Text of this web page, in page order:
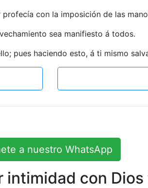
con la imposición de las
sea manifiesto á todos.
pues haciendo esto, á ti mismo
a nuestro WhatsApp
intimidad con